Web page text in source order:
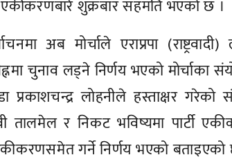
एकीकरणबारे शुक्रबार सहमति भएको छ ।
अब मोर्चाले एराप्रपा
चुनाव लड्ने निर्णय भएको
डा प्रकाशचन्द्र लोहनीले हस्ताक्षर गरेको
तालमेल र निकट भविष्यमा पार्टी
एकीकरणसमेत गर्ने निर्णय भएको